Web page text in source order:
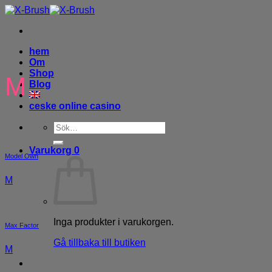
Skip
content
hem
Om
Shop
Blog
ceske online casino
Sök
efter:
Varukorg 0
Inga produkter i varukorgen.
Gå tillbaka till butiken
M
Model Own
M
Max Factor
M